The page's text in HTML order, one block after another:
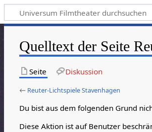
Quelltext der Seite
Seite Diskussion
← Reuter-Lichtspiele Stavenhagen
Du bist aus dem folgenden Grund
Diese Aktion ist auf Benutzer